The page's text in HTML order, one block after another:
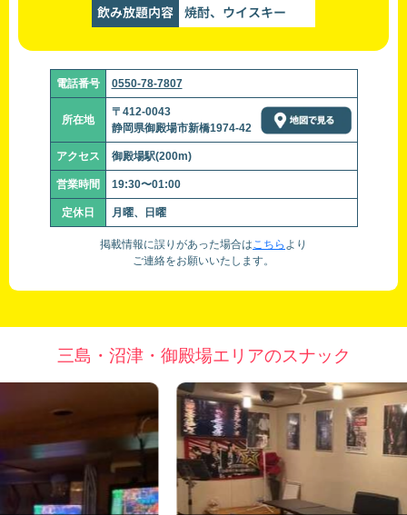
飲み放題内容 焼酎、ウイスキー
電話番号 0550-78-7807
所在地
〒412-0043
静岡県御殿場市新橋1974-42
アクセス 御殿場駅(200m)
営業時間 19:30〜01:00
定休日 月曜、日曜
掲載情報に誤りがあった場合はこちら より
ご連絡をお願いいたします。
三島・沼津・御殿場エリアのスナック